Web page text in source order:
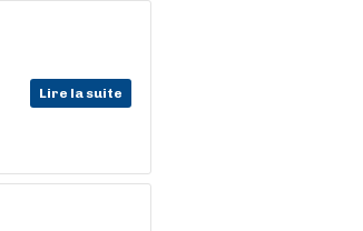
Lire la suite